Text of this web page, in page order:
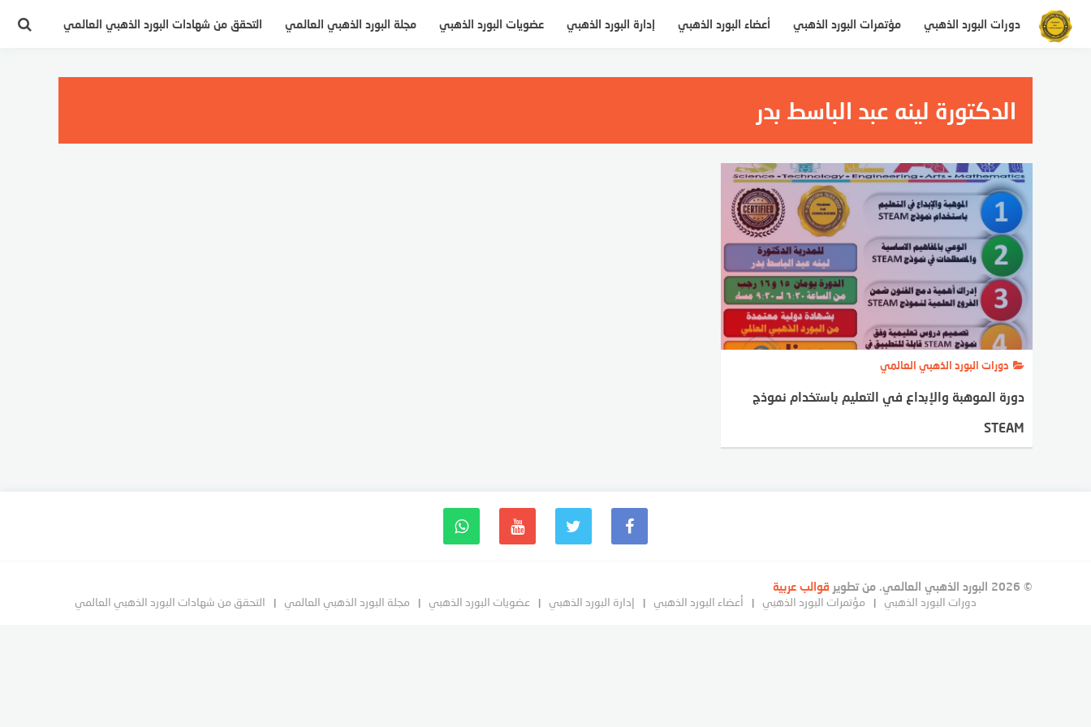
التجاوز
المحتوى
دورات البورد الذهبي مؤتمرات البورد الذهبي أعضاء البورد الذهبي إدارة البورد الذهبي عضويات البورد الذهبي مجلة البورد الذهبي العالمي التحقق من شهادات البورد الذهبي العالمي
الدكتورة لينه عبد الباسط بدر
دورات البورد الذهبي العالمي
دورة الموهبة والإبداع في التعليم باستخدام نموذج
STEAM
© 2026 البورد الذهبي العالمي. من تطوير
قوالب عربية
دورات البورد الذهبي
مؤتمرات البورد الذهبي أعضاء البورد الذهبي إدارة البورد الذهبي عضويات البورد الذهبي مجلة البورد الذهبي العالمي التحقق من شهادات البورد الذهبي العالمي